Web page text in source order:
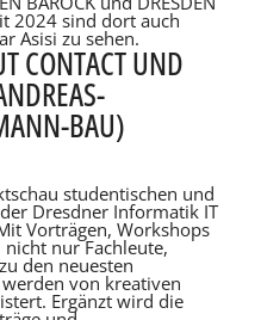
2024 sind dort auch
Asisi zu sehen.
CONTACT UND
BAU)
studentischen und
Dresdner Informatik IT
Vorträgen, Workshops
nur Fachleute,
den neuesten
von kreativen
Ergänzt wird die